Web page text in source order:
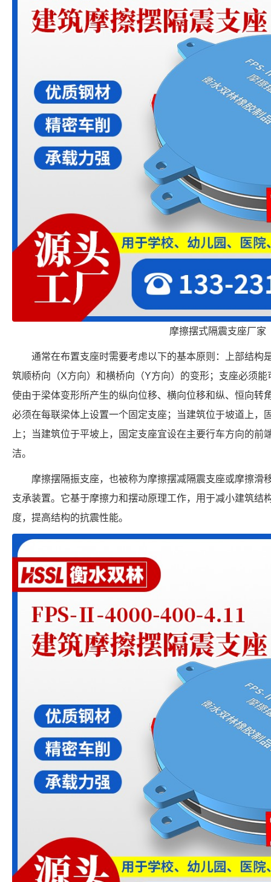
摩擦摆式隔震支座厂家
通常在布置支座时需要考虑以下的基本原则：上部结构
筑顺桥向（X方向）和横桥向（Y方向）的变形；支座必须
使由于梁体变形所产生的纵向位移、横向位移和纵、恒向转
必须在每联梁体上设置一个固定支座；当建筑位于坡道上，
上；当建筑位于平坡上，固定支座宜设在主要行车方向的前
洁。
摩擦摆隔振支座，也被称为摩擦摆减隔震支座或摩擦滑
支承装置。它基于摩擦力和摆动原理工作，用于减小建筑结
度，提高结构的抗震性能。